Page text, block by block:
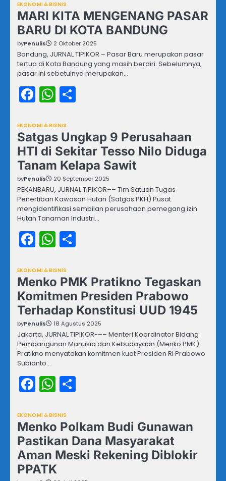
EKONOMI & BISNIS
MARI KITA MENGENANG PASAR
BARU DI KOTA BANDUNG
byPenulis 2 Oktober 2025
Bandung, JURNAL TIPIKOR – Pasar Baru merupakan pasar
tertua di Kota Bandung yang masih berdiri. Sebelumnya,
pasar ini sebetulnya merupakan…
Facebook
WhatsApp
EKONOMI & BISNIS
Satgas Ungkap 9 Perusahaan
HTI di Sekitar Tesso Nilo Diduga
Tanam Kelapa Sawit
byPenulis 20 September 2025
PEKANBARU, JURNAL TIPIKOR–– Tim Satuan Tugas
Penertiban Kawasan Hutan (Satgas PKH) Pusat
mengidentifikasi sembilan perusahaan pemegang izin
Hutan Tanaman Industri…
Facebook
WhatsApp
EKONOMI & BISNIS
Menko PMK Pratikno Tegaskan
Komitmen Presiden Prabowo
Terhadap Konstitusi UUD 1945
byPenulis 18 Agustus 2025
Jakarta, JURNAL TIPIKOR-–– Menteri Koordinator Bidang
Pembangunan Manusia dan Kebudayaan (Menko PMK)
Pratikno menyatakan komitmen kuat Presiden RI Prabowo
Subianto…
Facebook
WhatsApp
EKONOMI & BISNIS
Menko Polkam Budi Gunawan
Pastikan Dana Masyarakat
Aman Meski Rekening Diblokir
PPATK